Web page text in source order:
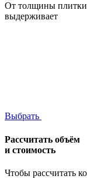
От толщины плитки
выдерживает
Выбрать
Рассчитать объём
и стоимость
Чтобы рассчитать